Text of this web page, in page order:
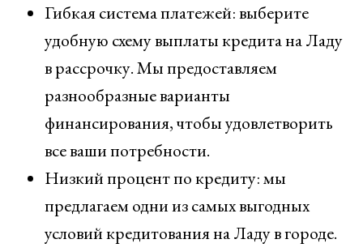
Гибкая система платежей: выберите
удобную схему выплаты кредита на Ладу
в рассрочку. Мы предоставляем
разнообразные варианты
финансирования, чтобы удовлетворить
все ваши потребности.
Низкий процент по кредиту: мы
предлагаем одни из самых выгодных
условий кредитования на Ладу в городе.